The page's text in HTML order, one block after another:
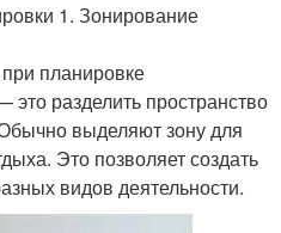
1. Зонирование
планировке
разделить пространство
выделяют зону для
Это позволяет создать
видов деятельности.